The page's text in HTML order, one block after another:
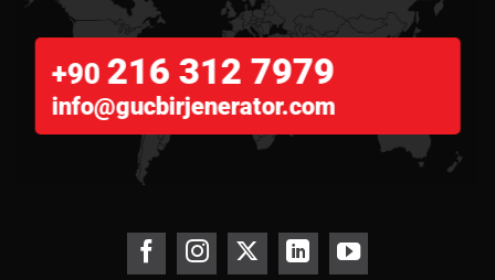
+90 216 312 7979
info@gucbirjenerator.com